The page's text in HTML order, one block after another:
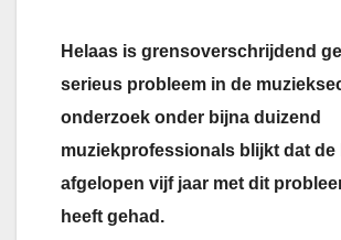
Helaas is grensoverschrijdend
serieus probleem in de
onderzoek onder bijna duizend
muziekprofessionals blijkt dat de
afgelopen vijf jaar met dit
heeft gehad.